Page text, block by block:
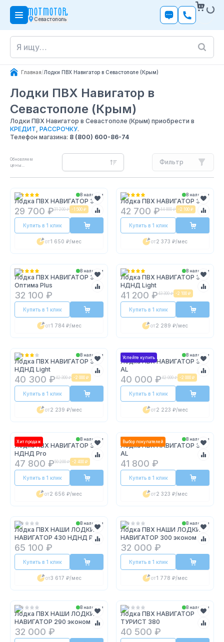
Севастополь
Главная/Лодки ПВХ Навигатор в Севастополе (Крым)
Лодки ПВХ Навигатор в
Севастополе (Крым)
Лодки ПВХ Навигатор в Севастополе (Крым) приобрести в
КРЕДИТ, РАССРОЧКУ.
Телефон магазина: 8 (800) 600-86-74
Обновляем
цены...
Фильтр
В наличии
Лодка ПВХ НАВИГАТОР 330
29 700 ₽31 200 ₽ -1 500 ₽
Купить в 1 клик
от1 650 ₽/мес
В наличии
Лодка ПВХ НАВИГАТОР 350
42 700 ₽44 800 ₽ -2 100 ₽
Купить в 1 клик
от2 373 ₽/мес
В наличии
Лодка ПВХ НАВИГАТОР 320
Оптима Plus
32 100 ₽
Купить в 1 клик
от1 784 ₽/мес
В наличии
Лодка ПВХ НАВИГАТОР 335
НДНД Light
41 200 ₽43 300 ₽ -2 100 ₽
Купить в 1 клик
от2 289 ₽/мес
В наличии
Лодка ПВХ НАВИГАТОР 350
НДНД Light
40 300 ₽42 300 ₽ -2 000 ₽
Купить в 1 клик
от2 239 ₽/мес
Успейте купить В наличии
Лодка ПВХ НАВИГАТОР 350
AL
40 000 ₽42 000 ₽ -2 000 ₽
Купить в 1 клик
от2 223 ₽/мес
Хит продаж В наличии
Лодка ПВХ НАВИГАТОР 350
НДНД Pro
47 800 ₽50 200 ₽ -2 400 ₽
Купить в 1 клик
от2 656 ₽/мес
Выбор покупателей В наличии
Лодка ПВХ НАВИГАТОР 380
AL
41 800 ₽
Купить в 1 клик
от2 323 ₽/мес
В наличии
Лодка ПВХ НАШИ ЛОДКИ
НАВИГАТОР 430 НДНД Pro
65 100 ₽
Купить в 1 клик
от3 617 ₽/мес
В наличии
Лодка ПВХ НАШИ ЛОДКИ
НАВИГАТОР 300 эконом
32 000 ₽
Купить в 1 клик
от1 778 ₽/мес
В наличии
Лодка ПВХ НАШИ ЛОДКИ
НАВИГАТОР 290 эконом
32 000 ₽
В наличии
Лодка ПВХ НАВИГАТОР
ТУРИСТ 380
40 500 ₽